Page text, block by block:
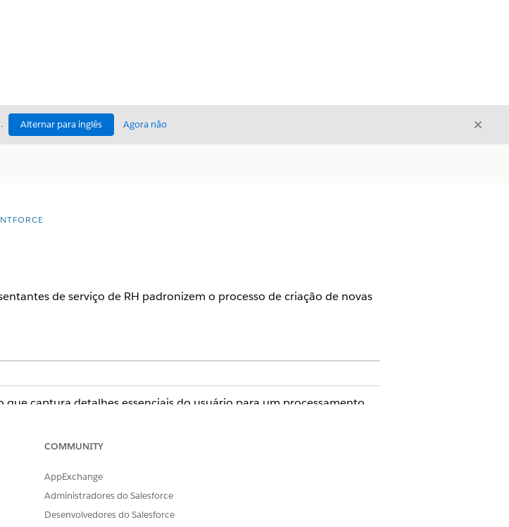
. Alternar para inglês Agora não Fechar
de serviço de RH padronizem o processo de criação de novas
captura detalhes essenciais do usuário para um processamento
detalhes do funcionário: ID da meta, Origem do caso, Assunto.
COMMUNITY
AppExchange
Administradores do Salesforce
Desenvolvedores do Salesforce